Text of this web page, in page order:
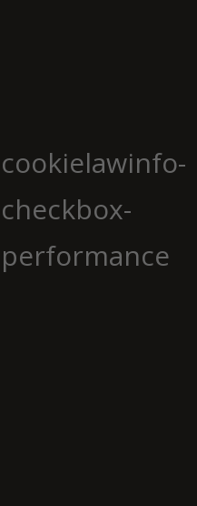
cookielawinfo-
checkbox-
performance